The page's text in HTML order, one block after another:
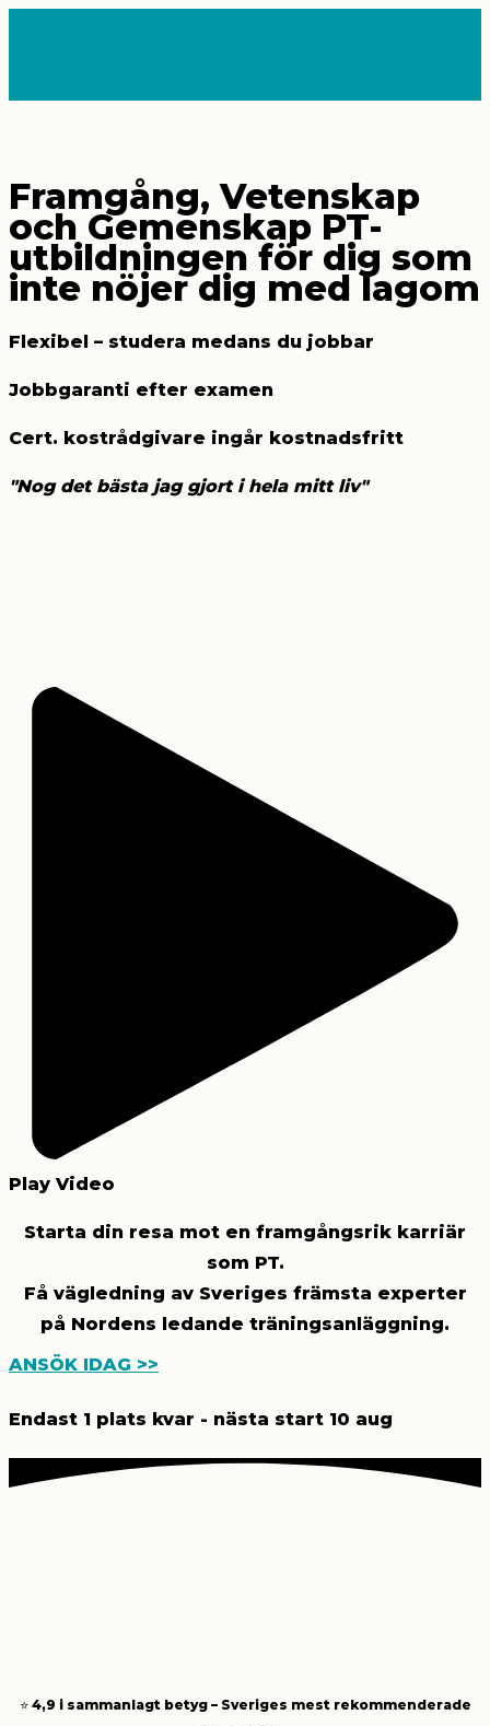
HUVUDMENY
Framgång, Vetenskap
och Gemenskap PT-
utbildningen för dig som
inte nöjer dig med lagom
Flexibel – studera medans du jobbar
Jobbgaranti efter examen
Cert. kostrådgivare ingår kostnadsfritt
"Nog det bästa jag gjort i hela mitt liv"
Play Video
Starta din resa mot en framgångsrik karriär
som PT.
Få vägledning av Sveriges främsta experter
på Nordens ledande träningsanläggning.
ANSÖK IDAG >>
Endast 1 plats kvar - nästa start 10 aug
⭐ 4,9 i sammanlagt betyg – Sveriges mest rekommenderade